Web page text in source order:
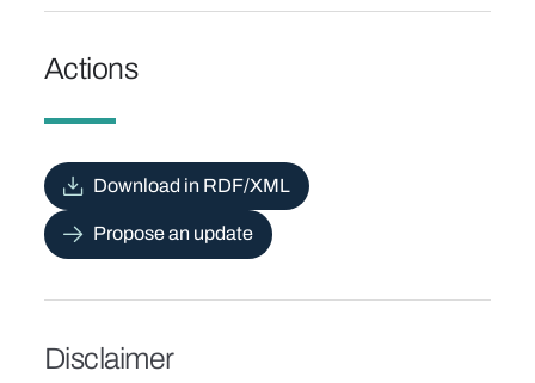
Actions
Download in RDF/XML
Propose an update
Disclaimer